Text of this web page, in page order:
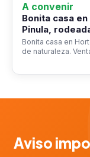
A convenir
Bonita casa
Pinula,
Bonita casa en
de naturaleza.
Aviso